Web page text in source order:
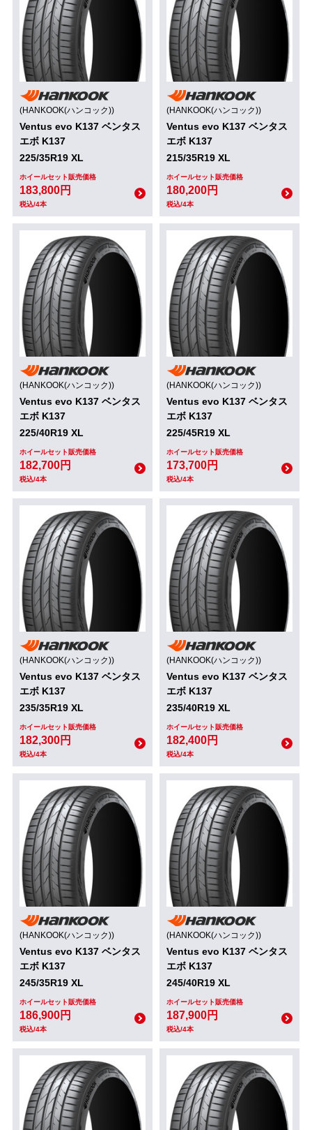
(HANKOOK(ハンコック))
Ventus evo K137 ベンタス
エボ K137
225/35R19 XL
ホイールセット販売価格
183,800円
税込/4本
(HANKOOK(ハンコック))
Ventus evo K137 ベンタス
エボ K137
215/35R19 XL
ホイールセット販売価格
180,200円
税込/4本
(HANKOOK(ハンコック))
Ventus evo K137 ベンタス
エボ K137
225/40R19 XL
ホイールセット販売価格
182,700円
税込/4本
(HANKOOK(ハンコック))
Ventus evo K137 ベンタス
エボ K137
225/45R19 XL
ホイールセット販売価格
173,700円
税込/4本
(HANKOOK(ハンコック))
Ventus evo K137 ベンタス
エボ K137
235/35R19 XL
ホイールセット販売価格
182,300円
税込/4本
(HANKOOK(ハンコック))
Ventus evo K137 ベンタス
エボ K137
235/40R19 XL
ホイールセット販売価格
182,400円
税込/4本
(HANKOOK(ハンコック))
Ventus evo K137 ベンタス
エボ K137
245/35R19 XL
ホイールセット販売価格
186,900円
税込/4本
(HANKOOK(ハンコック))
Ventus evo K137 ベンタス
エボ K137
245/40R19 XL
ホイールセット販売価格
187,900円
税込/4本